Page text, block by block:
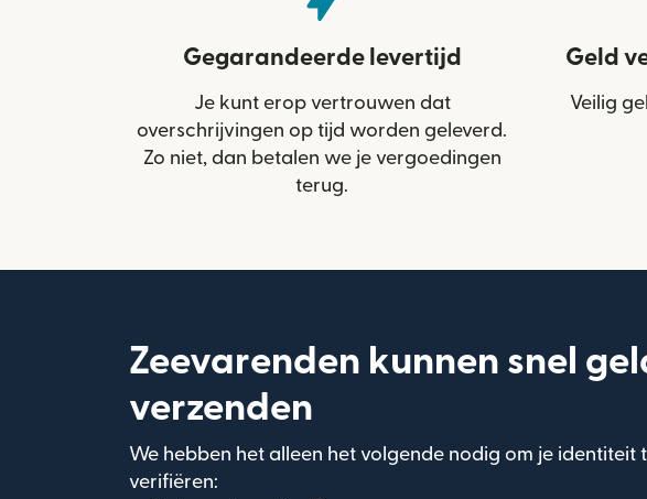
Gegarandeerde levertijd
Je kunt erop vertrouwen dat
overschrijvingen op tijd worden geleverd.
Zo niet, dan betalen we je vergoedingen
terug.
Geld
Veilig
Zeevarenden kunnen snel
verzenden
We hebben het alleen het volgende nodig om je identiteit
verifiëren: